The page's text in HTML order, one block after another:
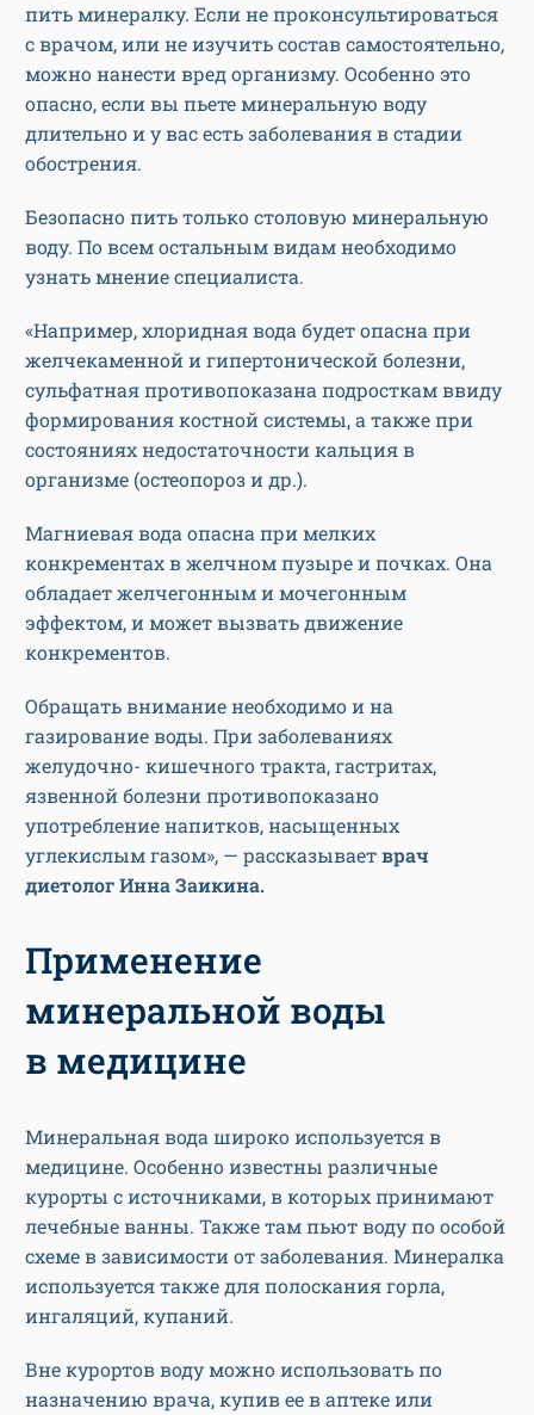
пить минералку. Если не проконсультироваться
с врачом, или не изучить состав самостоятельно,
можно нанести вред организму. Особенно это
опасно, если вы пьете минеральную воду
длительно и у вас есть заболевания в стадии
обострения.
Безопасно пить только столовую минеральную
воду. По всем остальным видам необходимо
узнать мнение специалиста.
«Например, хлоридная вода будет опасна при
желчекаменной и гипертонической болезни,
сульфатная противопоказана подросткам ввиду
формирования костной системы, а также при
состояниях недостаточности кальция в
организме (остеопороз и др.).
Магниевая вода опасна при мелких
конкрементах в желчном пузыре и почках. Она
обладает желчегонным и мочегонным
эффектом, и может вызвать движение
конкрементов.
Обращать внимание необходимо и на
газирование воды. При заболеваниях
желудочно- кишечного тракта, гастритах,
язвенной болезни противопоказано
употребление напитков, насыщенных
углекислым газом», — рассказываетврач
диетолог Инна Заикина.
Применение
минеральной воды
в медицине
Минеральная вода широко используется в
медицине. Особенно известны различные
курорты с источниками, в которых принимают
лечебные ванны. Также там пьют воду по особой
схеме в зависимости от заболевания. Минералка
используется также для полоскания горла,
ингаляций, купаний.
Вне курортов воду можно использовать по
назначению врача, купив ее в аптеке или